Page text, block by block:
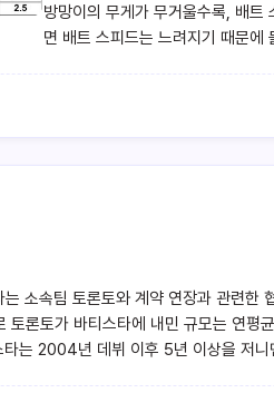
방망이의 무게가 무거울수록, 배트
면 배트 스피드는 느려지기 때문
소속팀 토론토와 계약 연장과 관련한
토론토가 바티스타에 내민 규모는 연
는 2004년 데뷔 이후 5년 이상을 저